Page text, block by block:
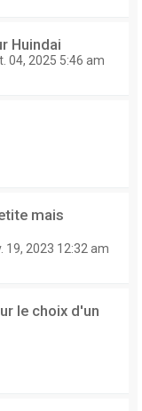
Huindai
04, 2025 5:46 am
mais
19, 2023 12:32 am
le choix d'un